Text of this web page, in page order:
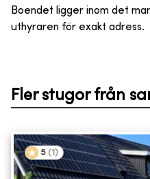
Boendet ligger inom det
uthyraren för exakt adress.
Fler stugor från
5 (1 )